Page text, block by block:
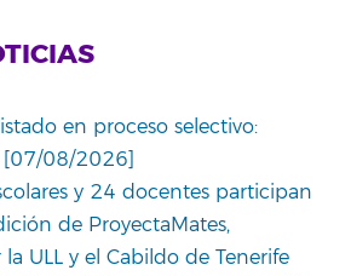
en proceso selectivo:
08/2026]
y 24 docentes participan
de ProyectaMates,
ULL y el Cabildo de Tenerife